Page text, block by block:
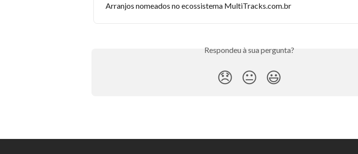
Arranjos nomeados no ecossistema MultiTracks.com.br
Respondeu à sua pergunta?
😞 😐 😃